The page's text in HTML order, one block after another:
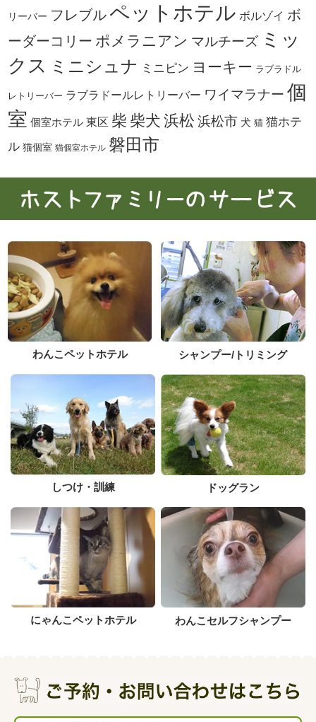
リーバー フレブル ペットホテル ボルゾイ ボ
ーダーコリー ポメラニアン マルチーズ ミッ
クス ミニシュナ ミニピン ヨーキー ラブラドル
レトリーバー ラブラドールレトリーバー ワイマラナー 個
室 個室ホテル 東区 柴 柴犬 浜松 浜松市 犬 猫 猫ホテ
ル 猫個室 猫個室ホテル 磐田市
わんこペットホテル シャンプー/トリミング
しつけ・訓練 ドッグラン
にゃんこペットホテル わんこセルフシャンプー